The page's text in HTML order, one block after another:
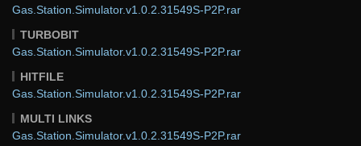
Gas.Station.Simulator.v1.0.2.31549S-P2P.rar
TURBOBIT
Gas.Station.Simulator.v1.0.2.31549S-P2P.rar
HITFILE
Gas.Station.Simulator.v1.0.2.31549S-P2P.rar
MULTI LINKS
Gas.Station.Simulator.v1.0.2.31549S-P2P.rar